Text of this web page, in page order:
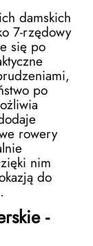
damskich
7-rzędowy
się po
po
rowery
nim
do
-